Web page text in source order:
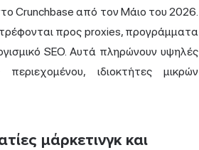
Crunchbase από τον Μάιο του 2026.
προς proxies, προγράμματα
SEO. Αυτά πληρώνουν υψηλές
ιδιοκτήτες μικρών
μάρκετινγκ και